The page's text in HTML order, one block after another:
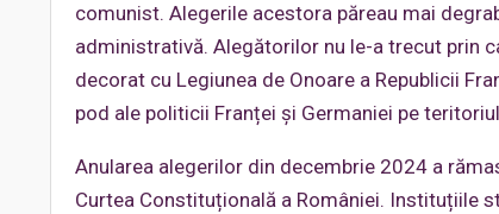
comunist. Alegerile acestora păreau mai
administrativă. Alegătorilor nu le-a trecut prin
decorat cu Legiunea de Onoare a Republicii
pod ale politicii Franței și Germaniei pe
Anularea alegerilor din decembrie 2024 a
Curtea Constituțională a României. Instituțiile